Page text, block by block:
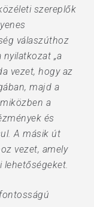
szereplők
válaszúthoz
„a
vezet, hogy az
majd a
a
és
A másik út
vezet, amely